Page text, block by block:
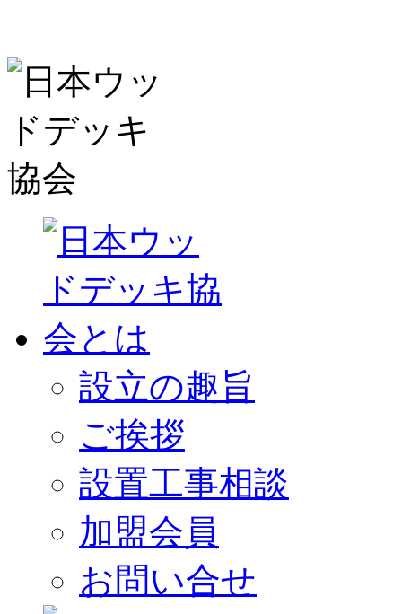
設立の趣旨
ご挨拶
設置工事相談
加盟会員
お問い合せ